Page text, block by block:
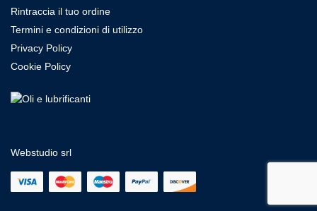
Rintraccia il tuo ordine
Termini e condizioni di utilizzo
Privacy Policy
Cookie Policy
Webstudio srl